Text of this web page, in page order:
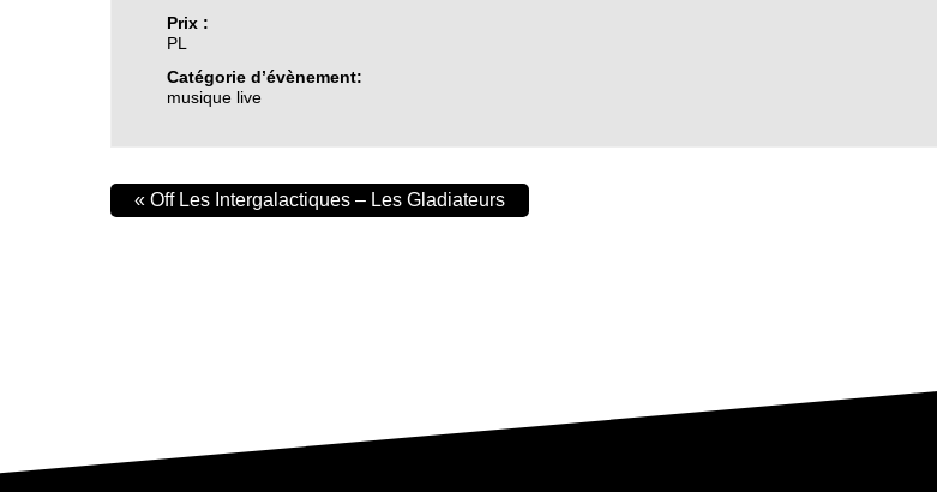
Prix :
PL
Catégorie d’évènement:
musique live
« Off Les Intergalactiques – Les Gladiateurs